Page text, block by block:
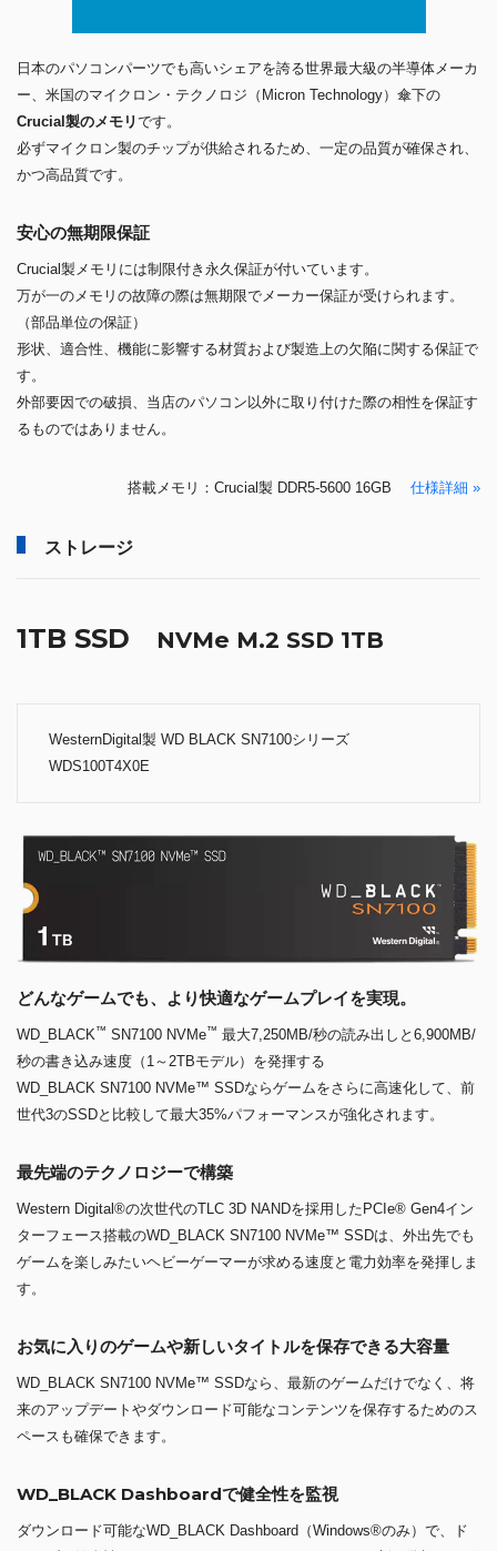
日本のパソコンパーツでも高いシェアを誇る世界最大級の半導体メーカ
ー、米国のマイクロン・テクノロジ（Micron Technology）傘下の
Crucial製のメモリです。
必ずマイクロン製のチップが供給されるため、一定の品質が確保され、
かつ高品質です。
安心の無期限保証
Crucial製メモリには制限付き永久保証が付いています。
万が一のメモリの故障の際は無期限でメーカー保証が受けられます。
（部品単位の保証）
形状、適合性、機能に影響する材質および製造上の欠陥に関する保証で
す。
外部要因での破損、当店のパソコン以外に取り付けた際の相性を保証す
るものではありません。
搭載メモリ：Crucial製 DDR5-5600 16GB 仕様詳細 »
ストレージ
1TB SSD NVMe M.2 SSD 1TB
WesternDigital製 WD BLACK SN7100シリーズ
WDS100T4X0E
どんなゲームでも、より快適なゲームプレイを実現。
WD_BLACK™ SN7100 NVMe™ 最大7,250MB/秒の読み出しと6,900MB/
秒の書き込み速度（1～2TBモデル）を発揮する
WD_BLACK SN7100 NVMe™ SSDならゲームをさらに高速化して、前
世代3のSSDと比較して最大35%パフォーマンスが強化されます。
最先端のテクノロジーで構築
Western Digital®の次世代のTLC 3D NANDを採用したPCIe® Gen4イン
ターフェース搭載のWD_BLACK SN7100 NVMe™ SSDは、外出先でも
ゲームを楽しみたいヘビーゲーマーが求める速度と電力効率を発揮しま
す。
お気に入りのゲームや新しいタイトルを保存できる大容量
WD_BLACK SN7100 NVMe™ SSDなら、最新のゲームだけでなく、将
来のアップデートやダウンロード可能なコンテンツを保存するためのス
ペースも確保できます。
WD_BLACK Dashboardで健全性を監視
ダウンロード可能なWD_BLACK Dashboard（Windows®のみ）で、ド